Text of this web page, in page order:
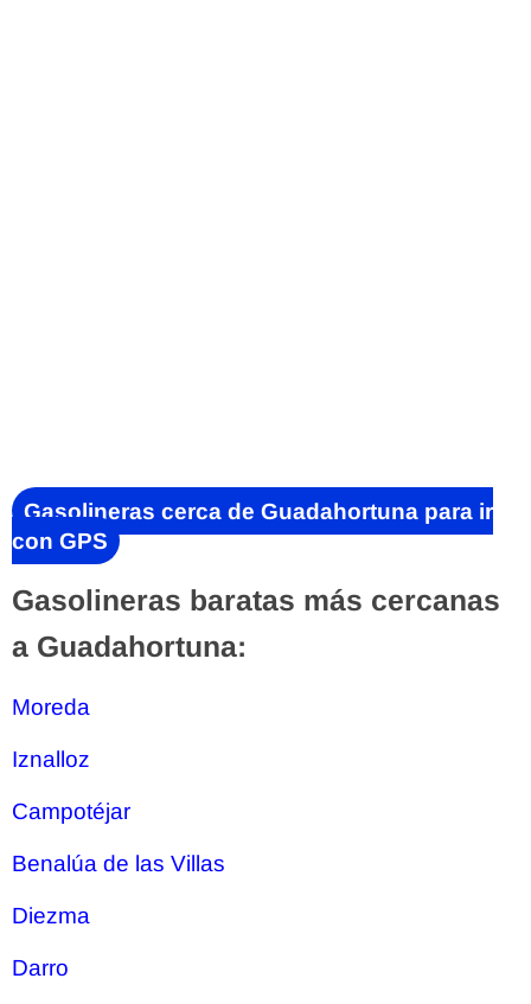
Gasolineras cerca de Guadahortuna para ir
con GPS
Gasolineras baratas más cercanas
a Guadahortuna:
Moreda
Iznalloz
Campotéjar
Benalúa de las Villas
Diezma
Darro